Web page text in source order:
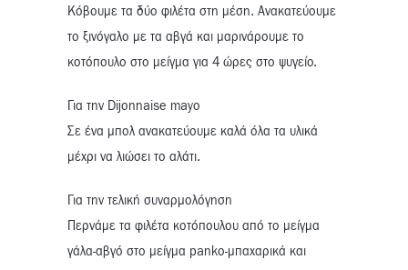
Κόβουμε τα δύο φιλέτα στη μέση. Ανακατεύουμε
το ξινόγαλο με τα αβγά και μαρινάρουμε το
κοτόπουλο στο μείγμα για 4 ώρες στο ψυγείο.
Για την Dijonnaise mayo
Σε ένα μπολ ανακατεύουμε καλά όλα τα υλικά
μέχρι να λιώσει το αλάτι.
Για την τελική συναρμολόγηση
Περνάμε τα φιλέτα κοτόπουλου από το μείγμα
γάλα-αβγό στο μείγμα panko-μπαχαρικά και